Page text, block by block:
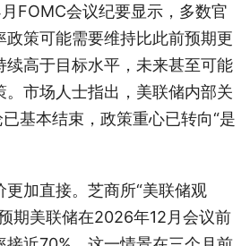
FOMC会议纪要显示，多数官
政策可能需要维持比此前预期更
续高于目标水平，未来甚至可能
。市场人士指出，美联储内部关
基本结束，政策重心已转向“是
加直接。芝商所“美联储观
期美联储在2026年12月会议前